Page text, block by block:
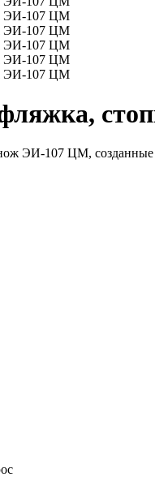
ЭИ-107 ЦМ, созданные